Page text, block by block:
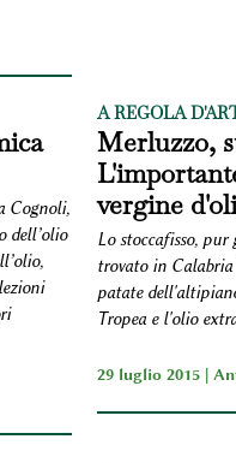
Cognoli,
dell’olio
A REGOLA
Merluzzo,
vergine
Lo stoccafisso,
trovato in Calabria
patate
Tropea e l'olio
29 luglio 2015 |